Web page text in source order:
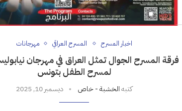
اخبار المسرح المسرح العراقي مهرجانات
فرقة المسرح الجوال تمثل العراق في مهرجان
لمسرح الطفل بتونس
كتبهالخشبة - خاص ديسمبر 10, 2025